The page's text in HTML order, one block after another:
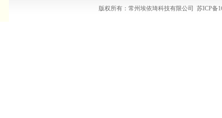
版权所有：常州埃依琦科技有限公司苏ICP备